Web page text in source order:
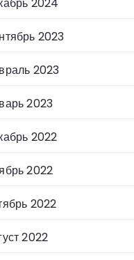
2023
2023
2023
2022
2022
2022
2022